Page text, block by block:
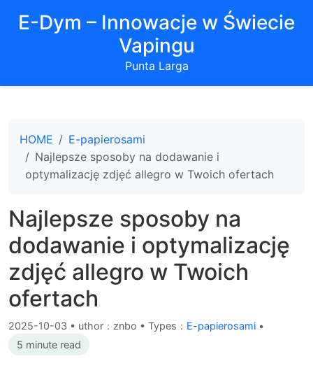
E-Dym – Innowacje w Świecie
Vapingu
Punta Larga
HOME
E-papierosami
Najlepsze sposoby na dodawanie i
optymalizację zdjęć allegro w Twoich ofertach
Najlepsze sposoby na
dodawanie i optymalizację
zdjęć allegro w Twoich
ofertach
2025-10-03 • uthor：znbo • Types： E-papierosami •
5 minute read